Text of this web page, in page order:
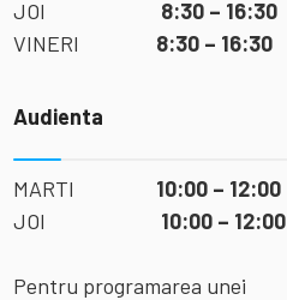
JOI 8:30 – 16:30
VINERI 8:30 – 16:30
Audienta
MARTI 10:00 – 12:00
JOI 10:00 – 12:00
Pentru programarea unei